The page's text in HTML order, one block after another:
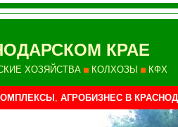
КРАЕ
ХОЗЯЙСТВА КОЛХОЗЫ КФХ
, АГРОБИЗНЕС В